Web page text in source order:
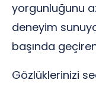
yorgunluğunu
deneyim
başında
Gözlüklerinizi